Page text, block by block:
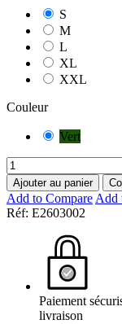
S
M
L
XL
XXL
Couleur
Vert
Ajouter au panier
Add to CompareAdd
Réf: E2603002
Paiement
livraison